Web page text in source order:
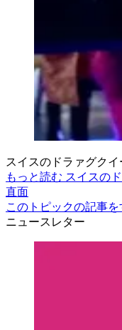
スイスのドラァグク
もっと読む スイスの
直面
このトピックの記事を
ニュースレター